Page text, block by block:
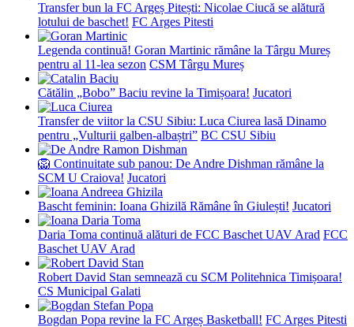
Transfer bun la FC Argeș Pitești: Nicolae Ciucă se alătură
lotului de baschet! FC Arges Pitesti
Legenda continuă! Goran Martinic rămâne la Târgu Mureș
pentru al 11-lea sezon CSM Târgu Mureș
Cătălin „Bobo” Baciu revine la Timișoara! Jucatori
Transfer de viitor la CSU Sibiu: Luca Ciurea lasă Dinamo
pentru „Vulturii galben-albaștri” BC CSU Sibiu
🦁 Continuitate sub panou: De Andre Dishman rămâne la
SCM U Craiova! Jucatori
Bascht feminin: Ioana Ghizilă Rămâne în Giulești! Jucatori
Daria Toma continuă alături de FCC Baschet UAV Arad FCC
Baschet UAV Arad
Robert David Stan semnează cu SCM Politehnica Timișoara!
CS Municipal Galati
Bogdan Popa revine la FC Argeș Basketball! FC Arges Pitesti